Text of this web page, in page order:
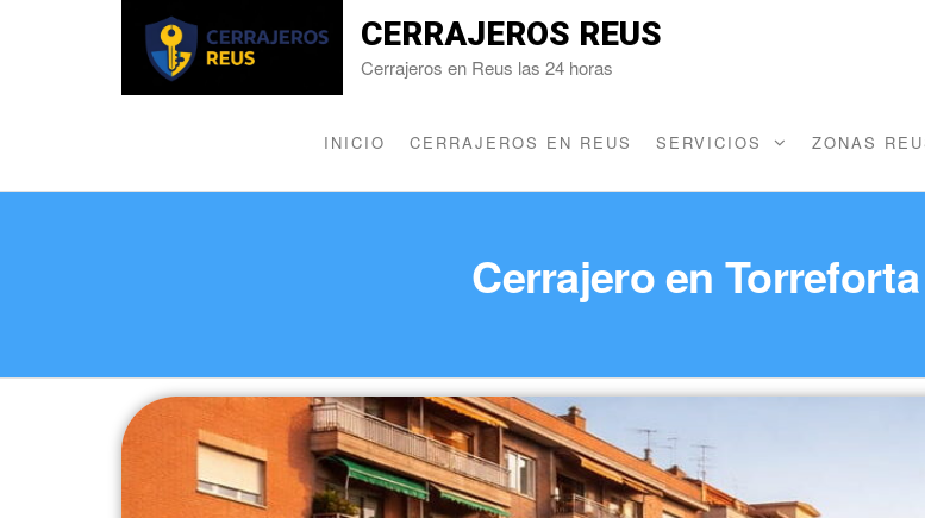
CERRAJEROS REUS
Cerrajeros en Reus las 24 horas
INICIO CERRAJEROS EN REUS SERVICIOS ZONAS
Cerrajero en